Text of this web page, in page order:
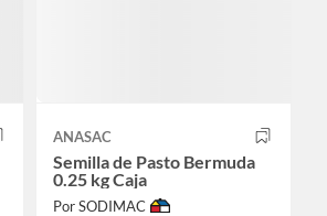
ANASAC
Semilla de Pasto Bermuda
0.25 kg Caja
Por SODIMAC